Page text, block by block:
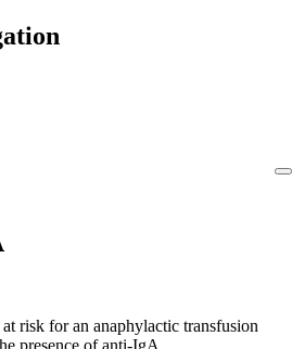
risk for an anaphylactic transfusion
presence of anti-IgA.